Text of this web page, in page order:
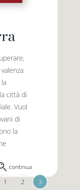
città di
Vuol
di
la
continua
1 2 3